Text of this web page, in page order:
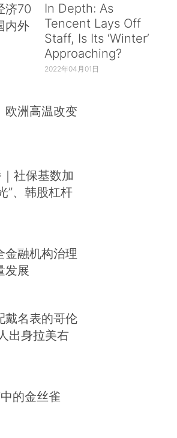
济70
内外
In Depth: As
Tencent Lays Off
Staff, Is Its ‘Winter’
Approaching?
2022年04月01日
欧洲高温改变
社保基数加
”、韩股杠杆
金融机构治理
发展
戴名表的哥伦
出身拉美右
的金丝雀